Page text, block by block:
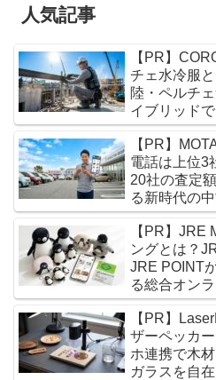
人気記事
【PR】
チェ水冷服
陸・ペルチ
イブリッド
ロ・外気温
冷感」を実
却服を徹底
【PR】
電話は上位3
20社の査定
る新時代の
を徹底解説！
【PR】JRE
ングとは？
JRE POINT
る総合オン
徹底解説！
【PR】
ザーペッカ
ホ連携で木
ガラスを自